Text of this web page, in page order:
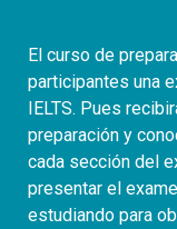
El curso de
participantes una
IELTS. Pues
preparación y
cada sección del
presentar el
estudiando para